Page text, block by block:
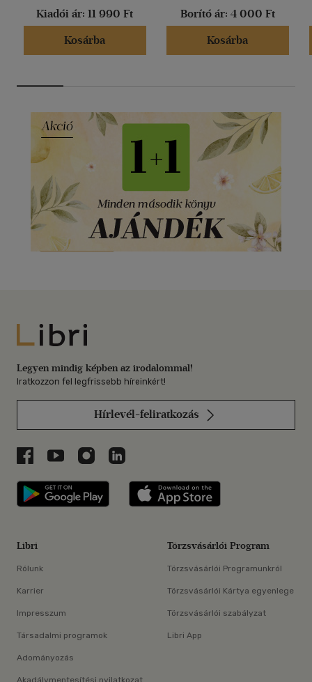
Kiadói ár: 11 990 Ft
Kosárba
Borító ár: 4 000 Ft
Kosárba
Libri
Legyen mindig képben az irodalommal!
Iratkozzon fel legfrissebb híreinkért!
Hírlevél-feliratkozás
Libri a Facebookon
Libri a Youtube-on
Libri az Instagramon
Libri a LinkedInen
Libri applikáció Szerezd meg: Google
Libri
Rólunk
Karrier
Impresszum
Társadalmi programok
Adományozás
Törzsvásárlói Program
Törzsvásárlói Programunkról
Törzsvásárlói Kártya egyenlege
Törzsvásárlói szabályzat
Libri App